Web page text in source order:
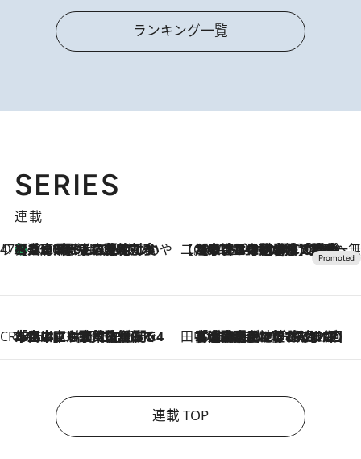
ランキング一覧
SERIES
連載
47都道府県の手みやげ ひんやりスイーツで夏を満喫
2026.8.8
【兵庫県】この夏絶対食べたい 冷やしておいしいおやつ3選 淡路島の恵みをジェラートに集約 【CREA×星野リゾート】唯一無二。癒しと発見が待つ場所へ
2026.8.7
【トンボの足水浴】ヒノキの香りに包まれて涼感マックス！約13℃の湧水かけ流しを避暑地「星野温泉 トンボの湯」で体験
CREA'S CHOICE
2026.8.7
「立川にも歌舞伎があるんだよ」 片岡仁左衛門・市川中車ら豪華座組みで4年目の立川立飛歌舞伎へ 田中稲の勝手に再ブーム
2026.8.7
「湘南乃風に憧れて」観客大盛上がりの“タオル回し”に、ラッパー顔負けの高速歌唱まで…さだまさし（74）のアグレッシブすぎる現在地
連載 TOP